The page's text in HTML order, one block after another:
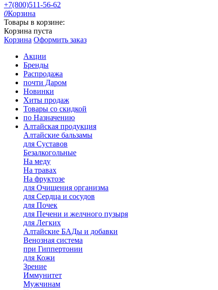
+7(800)511-56-62
0Корзина
Товары в корзине:
Корзина пуста
Корзина Оформить заказ
Акции
Бренды
Распродажа
почти Даром
Новинки
Хиты продаж
Товары со скидкой
по Назначению
Алтайская продукция
Алтайские бальзамы
для Суставов
Безалкогольные
На меду
На травах
На фруктозе
для Очищения организма
для Сердца и сосудов
для Почек
для Печени и желчного пузыря
для Легких
Алтайские БАДы и добавки
Венозная система
при Гиппертонии
для Кожи
Зрение
Иммунитет
Мужчинам